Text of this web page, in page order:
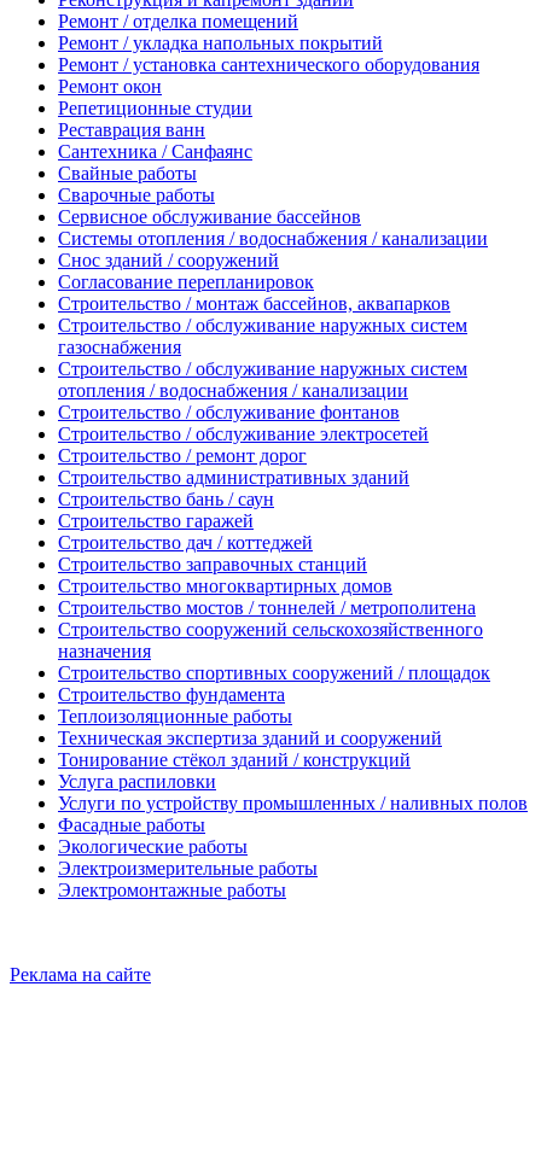
Ремонт / отделка помещений
Ремонт / укладка напольных покрытий
Ремонт / установка сантехнического оборудования
Ремонт окон
Репетиционные студии
Реставрация ванн
Сантехника / Санфаянс
Свайные работы
Сварочные работы
Сервисное обслуживание бассейнов
Системы отопления / водоснабжения / канализации
Снос зданий / сооружений
Согласование перепланировок
Строительство / монтаж бассейнов, аквапарков
Строительство / обслуживание наружных систем
газоснабжения
Строительство / обслуживание наружных систем
отопления / водоснабжения / канализации
Строительство / обслуживание фонтанов
Строительство / обслуживание электросетей
Строительство / ремонт дорог
Строительство административных зданий
Строительство бань / саун
Строительство гаражей
Строительство дач / коттеджей
Строительство заправочных станций
Строительство многоквартирных домов
Строительство мостов / тоннелей / метрополитена
Строительство сооружений сельскохозяйственного
назначения
Строительство спортивных сооружений / площадок
Строительство фундамента
Теплоизоляционные работы
Техническая экспертиза зданий и сооружений
Тонирование стёкол зданий / конструкций
Услуга распиловки
Услуги по устройству промышленных / наливных полов
Фасадные работы
Экологические работы
Электроизмерительные работы
Электромонтажные работы
Реклама на сайте